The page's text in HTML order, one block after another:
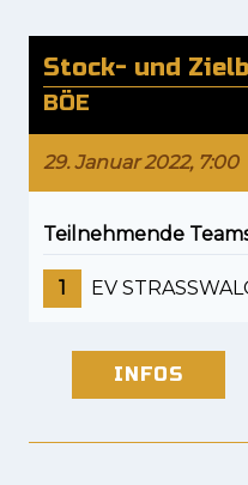
Stock- und
BÖE
29. Januar 2022, 7:00
Teilnehmende
1 EV
INFOS